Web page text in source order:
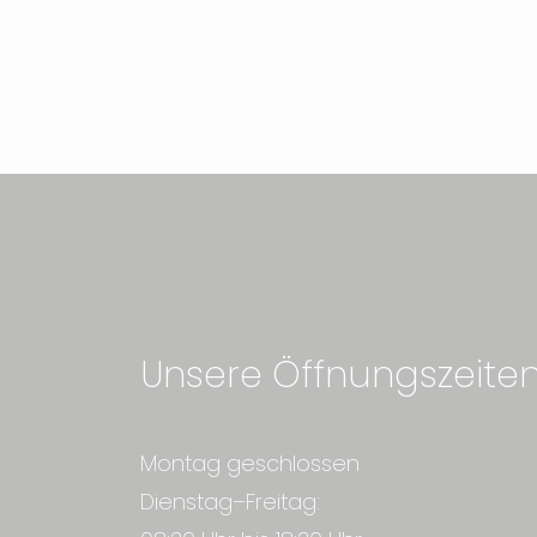
Unsere
Montag geschlossen
Dienstag–Freitag: